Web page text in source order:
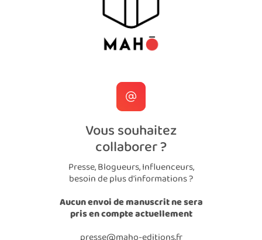
Vous souhaitez
collaborer ?
Presse, Blogueurs, Influenceurs,
besoin de plus d'informations ?
Aucun envoi de manuscrit ne sera
pris en compte actuellement
presse@maho-editions.fr